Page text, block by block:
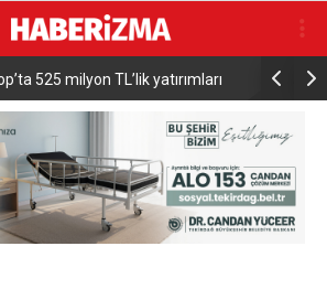
Karacabey Belediyespor’dan 5